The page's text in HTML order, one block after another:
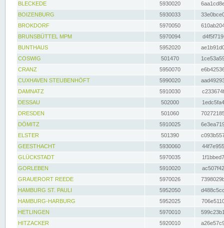
BLECKEDE
5930020
BOIZENBURG
5930033
BROKDORF
5970050
BRUNSBÜTTEL MPM
5970094
BUNTHAUS
5952020
COSWIG
501470
CRANZ
5950070
CUXHAVEN STEUBENHÖFT
5990020
DAMNATZ
5910030
DESSAU
502000
DRESDEN
501060
DÖMITZ
5910025
ELSTER
501390
GEESTHACHT
5930060
GLÜCKSTADT
5970035
GORLEBEN
5910020
GRAUERORT REEDE
5970026
HAMBURG ST. PAULI
5952050
HAMBURG-HARBURG
5952025
HETLINGEN
5970010
HITZACKER
5920010